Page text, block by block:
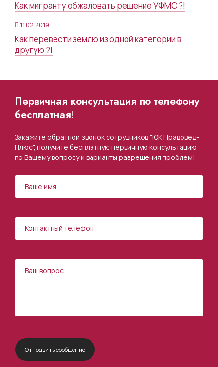
Как мигранту обжаловать решение УФМС ?!
11.02.2019
Как перевести землю из одной категории в
другую ?!
Первичная консультация по телефону
бесплатная!
Закажите обратной звонок сотрудников "ЮК Правовед-
Плюс", получите бесплатную первичную консультацию
по Вашему вопросу и варианты разрешения проблем!